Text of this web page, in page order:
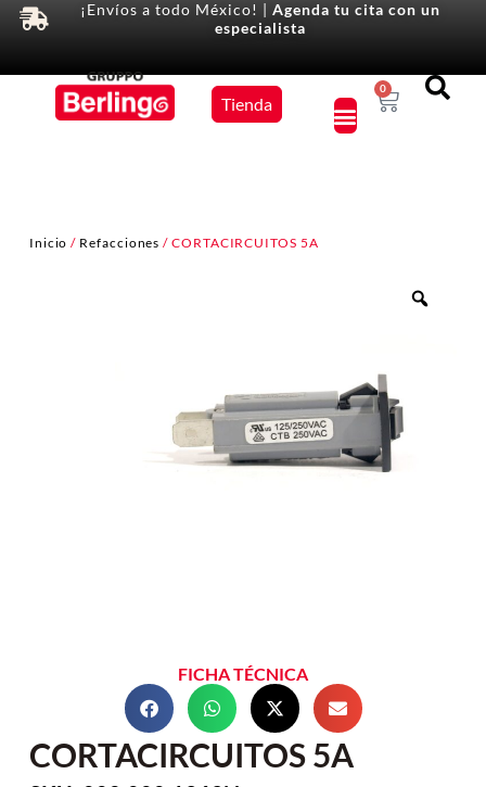
¡Envíos a todo México! | Agenda tu cita con un
especialista
Tienda
0
Inicio / Refacciones / CORTACIRCUITOS 5A
FICHA TÉCNICA
CORTACIRCUITOS 5A